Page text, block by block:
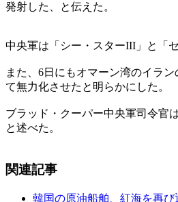
発射した、と伝えた。
中央軍は「シー・スターIII」と「
また、6日にもオマーン湾のイラ
て無力化させたと明らかにした。
ブラッド・クーパー中央軍司令官
と述べた。
関連記事
韓国の原油船舶、紅海を再